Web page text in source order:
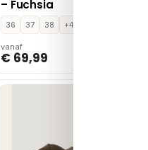
– Fuchsia
36 37 38 +4
vanaf
€ 69,99